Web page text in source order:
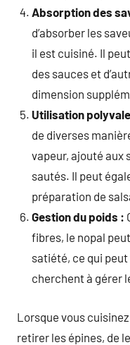
Absorption des
d’absorber les
il est cuisiné. Il
des sauces et
dimension
Utilisation
de diverses
vapeur, ajouté aux
sautés. Il peut
préparation de
Gestion du poids :
fibres, le nopal
satiété, ce qui
cherchent à gérer
Lorsque vous
retirer les épines, de